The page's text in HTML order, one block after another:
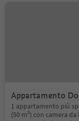
Appartamento
1 appartamento più
(50 m²) con camera